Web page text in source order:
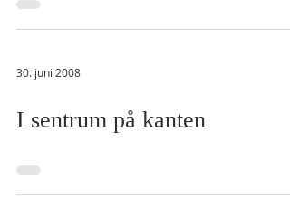
30. juni 2008
I sentrum på kanten